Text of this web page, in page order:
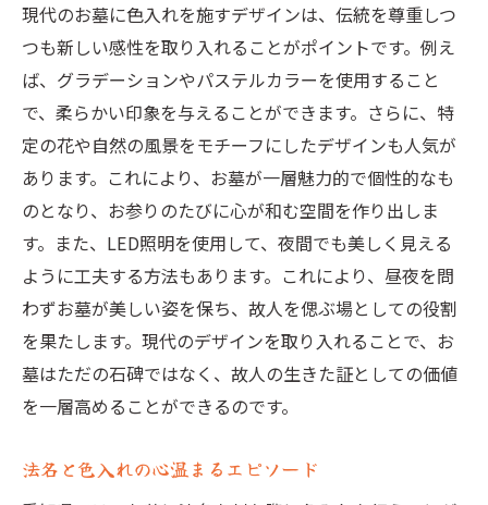
法名と色を融合させた愛知県の新しいお墓作り
の提案
法名と色のシンボル性
愛知県で注目されるお墓デザイン
色入れで蘇る昔ながらのお墓
現代的なデザインの取り入れ方
法名を活かしたお墓の再設計
色入れで未来を見据えたお墓作り
愛知県でお墓に色入れを施す具体的な方法とそ
色入れの具体的な工程
法名と色の選定プロセス
現代のお墓に色入れを施すデザインは、伝統を尊重しつ
つも新しい感性を取り入れることがポイントです。例え
ば、グラデーションやパステルカラーを使用すること
で、柔らかい印象を与えることができます。さらに、特
定の花や自然の風景をモチーフにしたデザインも人気が
あります。これにより、お墓が一層魅力的で個性的なも
のとなり、お参りのたびに心が和む空間を作り出しま
す。また、LED照明を使用して、夜間でも美しく見える
ように工夫する方法もあります。これにより、昼夜を問
わずお墓が美しい姿を保ち、故人を偲ぶ場としての役割
を果たします。現代のデザインを取り入れることで、お
墓はただの石碑ではなく、故人の生きた証としての価値
を一層高めることができるのです。
法名と色入れの心温まるエピソード